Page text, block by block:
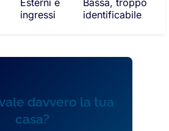
Esterni e
ingressi
Bassa, troppo
identificabile
davvero la tua
casa?